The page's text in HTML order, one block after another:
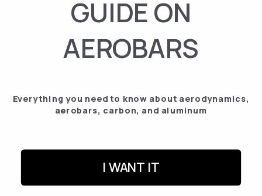
GUIDE ON
AEROBARS
Everything you need to know about aerodynamics,
aerobars, carbon, and aluminum
I WANT IT